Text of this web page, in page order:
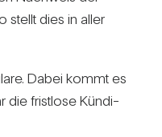
stellt dies in aller
Dabei kommt es
die frist­lose Kün­di­